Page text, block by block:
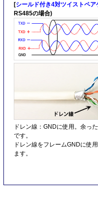
[シールド付き4対ツイストペア
RS485の場合)
ドレン線：GNDに使用。余っ
です。
ドレン線をフレームGNDに使
ます。